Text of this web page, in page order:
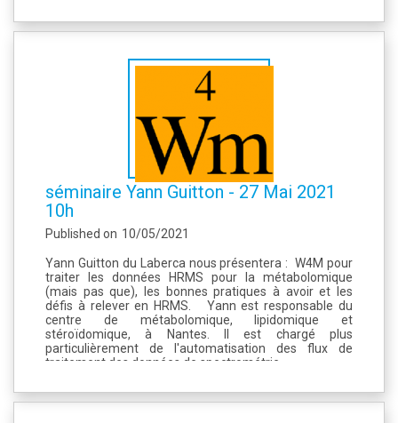
séminaire Yann Guitton - 27 Mai 2021
10h
Published on 10/05/2021
Yann Guitton du Laberca nous présentera : W4M pour
traiter les données HRMS pour la métabolomique
(mais pas que), les bonnes pratiques à avoir et les
défis à relever en HRMS. Yann est responsable du
centre de métabolomique, lipidomique et
stéroïdomique, à Nantes. Il est chargé plus
particulièrement de l'automatisation des flux de
traitement des données de spectrométrie...